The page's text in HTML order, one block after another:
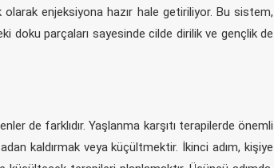
enjeksiyona hazır hale getiriliyor. Bu sistem,
doku parçaları sayesinde cilde dirilik ve gençlik de
de farklıdır. Yaşlanma karşıtı terapilerde önemli
kaldırmak veya küçültmektir. İkinci adım, kişiye